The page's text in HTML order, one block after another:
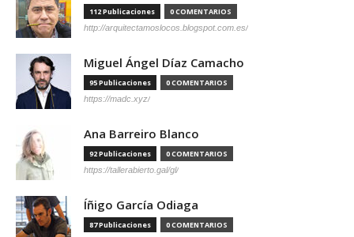
112 Publicaciones 0 COMENTARIOS
http://arquitectamoslocos.blogspot.com.es/
Miguel Ángel Díaz Camacho
95 Publicaciones 0 COMENTARIOS
https://madc.xyz/
Ana Barreiro Blanco
92 Publicaciones 0 COMENTARIOS
https://tallerabierto.gal/gl/
Íñigo García Odiaga
87 Publicaciones 0 COMENTARIOS